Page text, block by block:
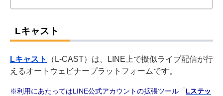
Lキャスト
Lキャスト
（L-CAST）は、LINE上で擬似ライブ配信が行
えるオートウェビナープラットフォームです。
※利用にあたってはLINE公式アカウントの拡張ツール「 Lステッ